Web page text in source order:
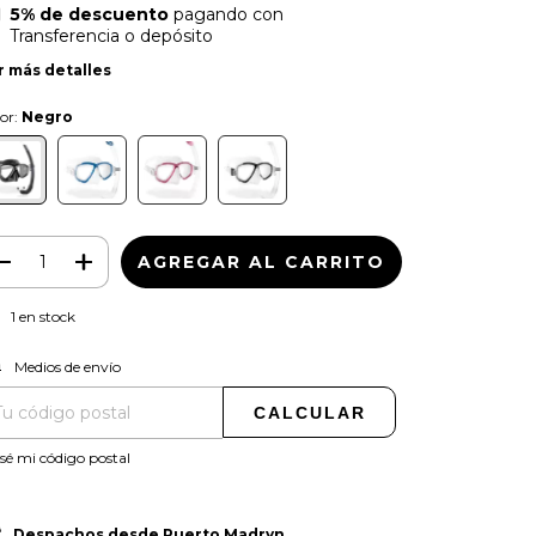
5% de descuentopagando con
Transferencia o depósito
más detalles
Negro
1 en stock
para el CP:
Medios de envío
CALCULAR
mi código postal